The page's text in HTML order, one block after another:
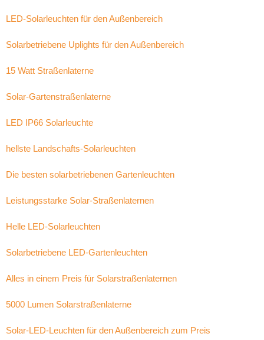
LED-Solarleuchten für den Außenbereich
Solarbetriebene Uplights für den Außenbereich
15 Watt Straßenlaterne
Solar-Gartenstraßenlaterne
LED IP66 Solarleuchte
hellste Landschafts-Solarleuchten
Die besten solarbetriebenen Gartenleuchten
Leistungsstarke Solar-Straßenlaternen
Helle LED-Solarleuchten
Solarbetriebene LED-Gartenleuchten
Alles in einem Preis für Solarstraßenlaternen
5000 Lumen Solarstraßenlaterne
Solar-LED-Leuchten für den Außenbereich zum Preis